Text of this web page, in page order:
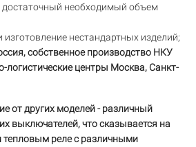
достаточный необходимый объем
нестандартных изделий;
собственное производство НКУ
логистические центры Москва, Санкт-
от других моделей - различный
выключателей, что сказывается на
тепловым реле с различными